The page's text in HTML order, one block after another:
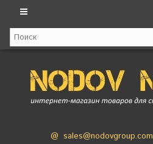
@ sales@nodovgroup.com